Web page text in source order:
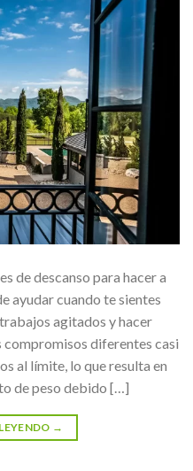
de descanso para hacer a
ayudar cuando te sientes
agitados y hacer
diferentes casi
al límite, lo que resulta en
de peso debido […]
→